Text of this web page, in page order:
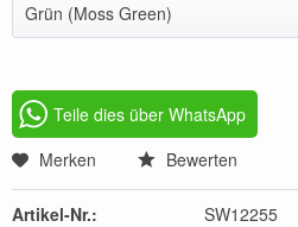
Grün (Moss Green)
Teile dies über WhatsApp
Merken
Bewerten
Artikel-Nr.:
SW12255